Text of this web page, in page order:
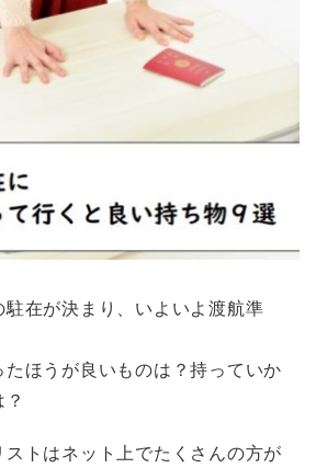
在が決まり、いよいよ渡航準
ほうが良いものは？持っていか
トはネット上でたくさんの方が